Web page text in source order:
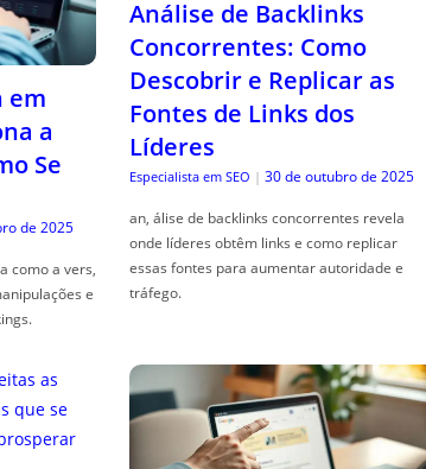
em
a
Se
de 2025
como a vers,
e
Análise de Backlinks
Concorrentes: Como
Descobrir e Replicar as
Fontes de Links dos
Líderes
Especialista em SEO | 30 de outubro de 2025
an, álise de backlinks concorrentes revela
onde líderes obtêm links e como replicar
essas fontes para aumentar autoridade e
tráfego.